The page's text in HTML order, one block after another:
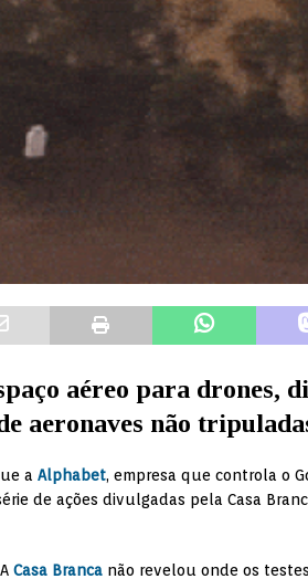
aéreo para drones,
aeronaves não
a Alphabet, empresa que controla o
de ações divulgadas pela Casa
Casa Branca não revelou onde os